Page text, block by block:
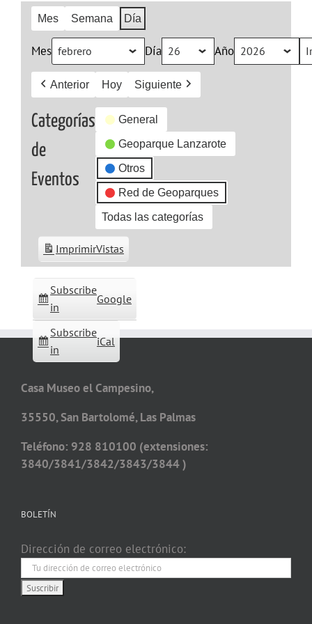
Mes Semana Día
Mes Día Año
Anterior Hoy Siguiente
Categorías
de
Eventos
General
Geoparque Lanzarote
Otros
Red de Geoparques
Todas las categorías
Subscribe
in
Google
Subscribe
in
iCal
ImprimirVistas
Casa Museo el Campesino,
35550, San Bartolomé, Las Palmas
Teléfono: 928 810100 (extensiones:
3840/3841/3842/3843/3844 )
BOLETÍN
Dirección de correo electrónico: